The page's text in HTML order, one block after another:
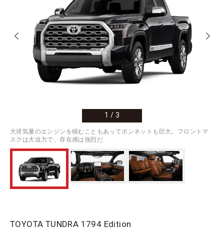
1 / 3
大排気量のエンジンを積むこともあってボンネットも巨大。フロントマ
スクは大迫力で、存在感は強烈だ
TOYOTA TUNDRA 1794 Edition